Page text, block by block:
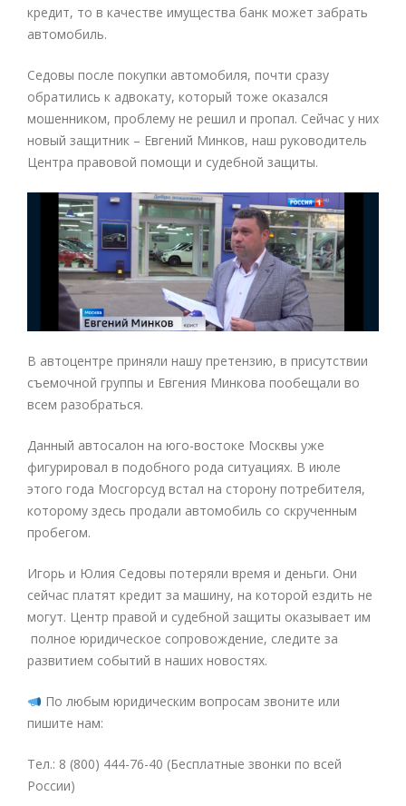
кредит, то в качестве имущества банк может забрать
автомобиль.
Седовы после покупки автомобиля, почти сразу
обратились к адвокату, который тоже оказался
мошенником, проблему не решил и пропал. Сейчас у них
новый защитник – Евгений Минков, наш руководитель
Центра правовой помощи и судебной защиты.
В автоцентре приняли нашу претензию, в присутствии
съемочной группы и Евгения Минкова пообещали во
всем разобраться.
Данный автосалон на юго-востоке Москвы уже
фигурировал в подобного рода ситуациях. В июле
этого года Мосгорсуд встал на сторону потребителя,
которому здесь продали автомобиль со скрученным
пробегом.
Игорь и Юлия Седовы потеряли время и деньги. Они
сейчас платят кредит за машину, на которой ездить не
могут. Центр правой и судебной защиты оказывает им
полное юридическое сопровождение, следите за
развитием событий в наших новостях.
По любым юридическим вопросам звоните или
пишите нам:
Тел.: 8 (800) 444-76-40 (Бесплатные звонки по всей
России)